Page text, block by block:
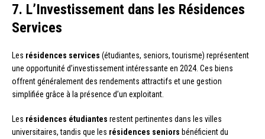
7. L’Investissement dans les Résidences
Services
Les résidences services (étudiantes, seniors, tourisme) représentent
une opportunité d’investissement intéressante en 2024. Ces biens
offrent généralement des rendements attractifs et une gestion
simplifiée grâce à la présence d’un exploitant.
Les résidences étudiantes restent pertinentes dans les villes
universitaires, tandis que les résidences seniors bénéficient du